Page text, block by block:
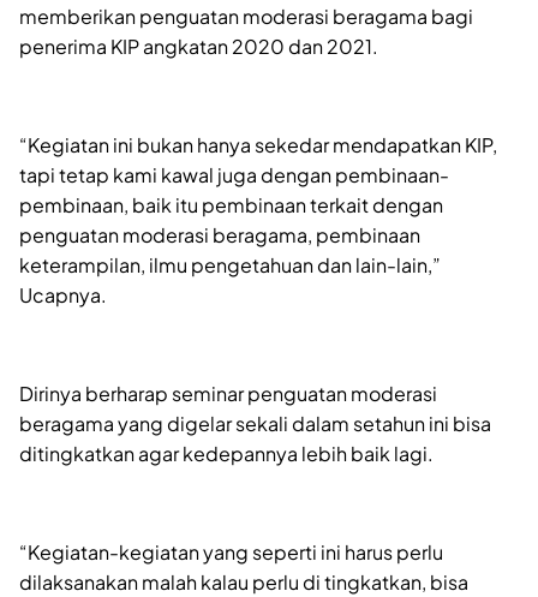
memberikan penguatan moderasi beragama bagi
penerima KIP angkatan 2020 dan 2021.
“Kegiatan ini bukan hanya sekedar mendapatkan KIP,
tapi tetap kami kawal juga dengan pembinaan-
pembinaan, baik itu pembinaan terkait dengan
penguatan moderasi beragama, pembinaan
keterampilan, ilmu pengetahuan dan lain-lain,”
Ucapnya.
Dirinya berharap seminar penguatan moderasi
beragama yang digelar sekali dalam setahun ini bisa
ditingkatkan agar kedepannya lebih baik lagi.
“Kegiatan-kegiatan yang seperti ini harus perlu
dilaksanakan malah kalau perlu di tingkatkan, bisa